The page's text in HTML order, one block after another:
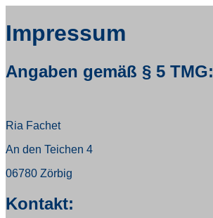
Impressum
Angaben gemäß § 5 TMG:
Ria Fachet
An den Teichen 4
06780 Zörbig
Kontakt: